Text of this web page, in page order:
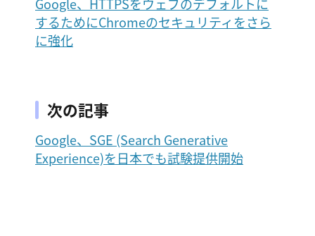
するためにChromeのセキュリティをさら
に強化
次の記事
Google、SGE (Search Generative
Experience)を日本でも試験提供開始